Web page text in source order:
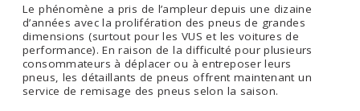
Le phénomène a pris de l’ampleur depuis une dizaine
d’années avec la prolifération des pneus de grandes
dimensions (surtout pour les VUS et les voitures de
performance). En raison de la difficulté pour plusieurs
consommateurs à déplacer ou à entreposer leurs
pneus, les détaillants de pneus offrent maintenant un
service de remisage des pneus selon la saison.